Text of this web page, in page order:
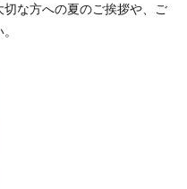
な方への夏のご挨拶や、ご